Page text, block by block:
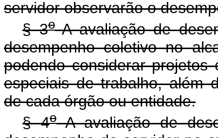
servidor observarão o
§ 3oA avaliação de
desempenho coletivo no
podendo considerar
especiais de trabalho, além
de cada órgão ou entidade.
§ 4oA avaliação de